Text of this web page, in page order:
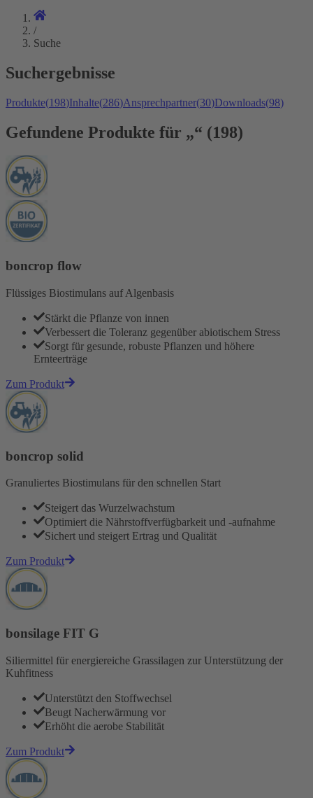
/
Suche
Suchergebnisse
Produkte(198)Inhalte(286)Ansprechpartner(30)Downloads(98)
Gefundene Produkte für „“ (198)
boncrop flow
Flüssiges Biostimulans auf Algenbasis
Stärkt die Pflanze von innen
Verbessert die Toleranz gegenüber abiotischem Stress
Sorgt für gesunde, robuste Pflanzen und höhere
Ernteerträge
Zum Produkt
boncrop solid
Granuliertes Biostimulans für den schnellen Start
Steigert das Wurzelwachstum
Optimiert die Nährstoffverfügbarkeit und -aufnahme
Sichert und steigert Ertrag und Qualität
Zum Produkt
bonsilage FIT G
Siliermittel für energiereiche Grassilagen zur Unterstützung der
Kuhfitness
Unterstützt den Stoffwechsel
Beugt Nacherwärmung vor
Erhöht die aerobe Stabilität
Zum Produkt